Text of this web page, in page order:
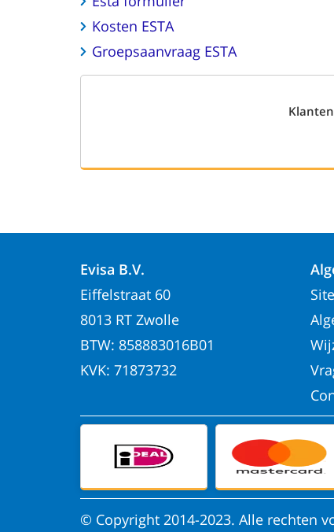
Kosten ESTA
Groepsaanvraag ESTA
Evisa B.V.
Eiffelstraat 60
8013 RT Zwolle
BTW: 858883016B01
KVK: 71873732
© Copyright 2014-2023. Alle rechten